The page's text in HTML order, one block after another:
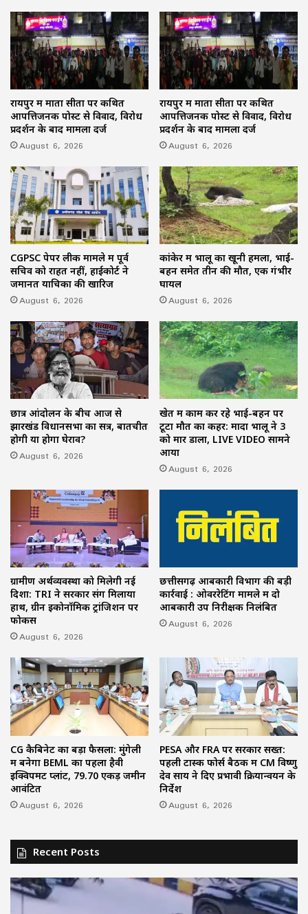
रायपुर में माता सीता पर कथित
आपत्तिजनक पोस्ट से विवाद, विरोध
प्रदर्शन के बाद मामला दर्ज
August 6, 2026
रायपुर में माता सीता पर कथित
आपत्तिजनक पोस्ट से विवाद, विरोध
प्रदर्शन के बाद मामला दर्ज
August 6, 2026
CGPSC पेपर लीक मामले में पूर्व
सचिव को राहत नहीं, हाईकोर्ट ने
जमानत याचिका की खारिज
August 6, 2026
कांकेर में भालू का खूनी हमला, भाई-
बहन समेत तीन की मौत, एक गंभीर
घायल
August 6, 2026
छात्र आंदोलन के बीच आज से
झारखंड विधानसभा का सत्र, बातचीत
होगी या होगा घेराव?
August 6, 2026
खेत में काम कर रहे भाई-बहन पर
टूटा मौत का कहर: मादा भालू ने 3
को मार डाला, LIVE VIDEO सामने
आया
August 6, 2026
ग्रामीण अर्थव्यवस्था को मिलेगी नई
दिशा: TRI ने सरकार संग मिलाया
हाथ, ग्रीन इकोनॉमिक ट्रांजिशन पर
फोकस
August 6, 2026
छत्तीसगढ़ आबकारी विभाग की बड़ी
कार्रवाई : ओवररेटिंग मामले में दो
आबकारी उप निरीक्षक निलंबित
August 6, 2026
CG कैबिनेट का बड़ा फैसला: मुंगेली
में बनेगा BEML का पहला हैवी
इक्विपमेंट प्लांट, 79.70 एकड़ जमीन
आवंटित
August 6, 2026
PESA और FRA पर सरकार सख्त:
पहली टास्क फोर्स बैठक में CM विष्णु
देव साय ने दिए प्रभावी क्रियान्वयन के
निर्देश
August 6, 2026
Recent Posts